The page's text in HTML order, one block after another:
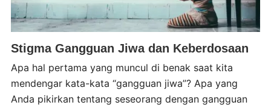
Stigma Gangguan Jiwa dan Keberdosaan
Apa hal pertama yang muncul di benak saat kita
mendengar kata-kata “gangguan jiwa”? Apa yang
Anda pikirkan tentang seseorang dengan gangguan